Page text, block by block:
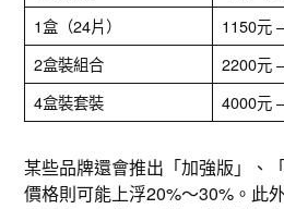
1盒（24片）
1150元
2盒裝組合
2200元
4盒裝套裝
4000元
某些品牌還會推出「加強版」、
價格則可能上浮20%～30%。此